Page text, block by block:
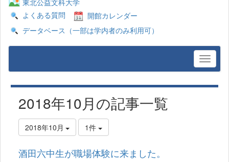
東北公益文科大学
よくある質問
開館カレンダー
データベース（一部は学内者のみ利用可）
2018年10月の記事一覧
2018年10月 1件
酒田六中生が職場体験に来ました。